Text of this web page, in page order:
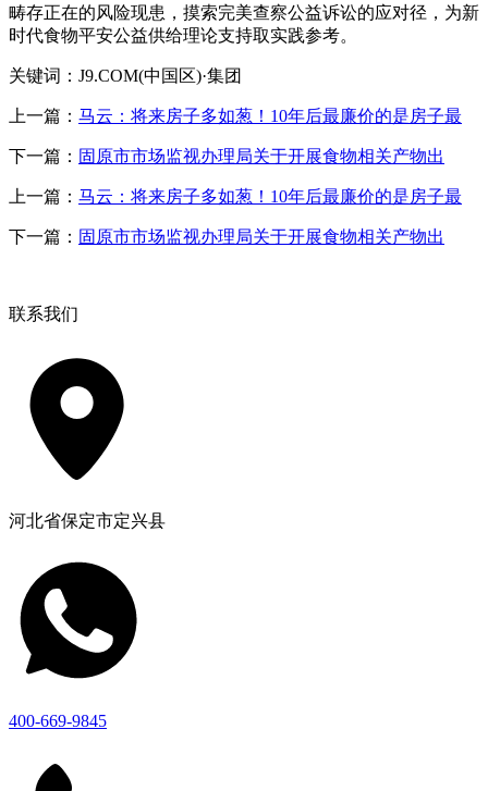
畴存正在的风险现患，摸索完美查察公益诉讼的应对径，为新
时代食物平安公益供给理论支持取实践参考。
关键词：J9.COM(中国区)·集团
上一篇： 马云：将来房子多如葱！10年后最廉价的是房子最
下一篇： 固原市市场监视办理局关于开展食物相关产物出
上一篇： 马云：将来房子多如葱！10年后最廉价的是房子最
下一篇： 固原市市场监视办理局关于开展食物相关产物出
联系我们
河北省保定市定兴县
400-669-9845